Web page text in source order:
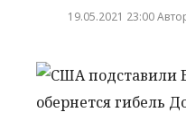
19.05.2021 23:00